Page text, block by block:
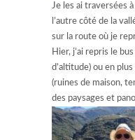
Je les ai traversées
l’autre côté de la
sur la route où je
Hier, j’ai repris le
d’altitude) ou en
(ruines de maison,
des paysages et